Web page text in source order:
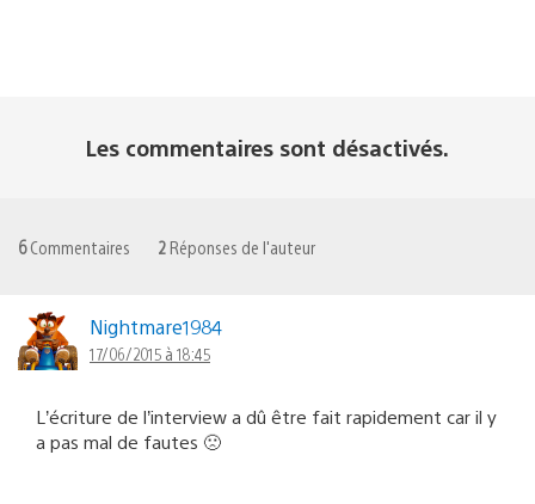
Les commentaires sont désactivés.
6Commentaires 2 Réponses de l'auteur
Nightmare1984
17/06/2015 à 18:45
L’écriture de l’interview a dû être fait rapidement car il y
a pas mal de fautes 🙁